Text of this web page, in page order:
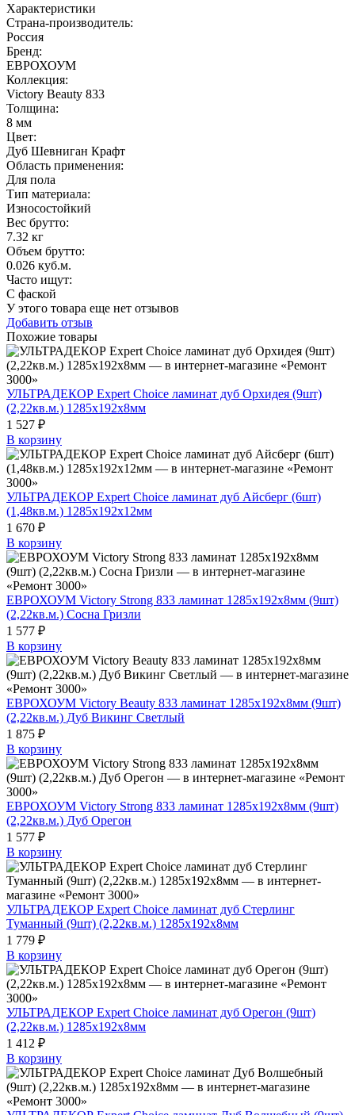
Характеристики
Страна-производитель:
Россия
Бренд:
ЕВРОХОУМ
Коллекция:
Victory Beauty 833
Толщина:
8 мм
Цвет:
Дуб Шевниган Крафт
Область применения:
Для пола
Тип материала:
Износостойкий
Вес брутто:
7.32 кг
Объем брутто:
0.026 куб.м.
Часто ищут:
С фаской
У этого товара еще нет отзывов
Добавить отзыв
Похожие товары
УЛЬТРАДЕКОР Expert Choice ламинат дуб Орхидея (9шт)
(2,22кв.м.) 1285х192х8мм
1 527 ₽
В корзину
УЛЬТРАДЕКОР Expert Choice ламинат дуб Айсберг (6шт)
(1,48кв.м.) 1285х192х12мм
1 670 ₽
В корзину
ЕВРОХОУМ Victory Strong 833 ламинат 1285х192х8мм (9шт)
(2,22кв.м.) Сосна Гризли
1 577 ₽
В корзину
ЕВРОХОУМ Victory Beauty 833 ламинат 1285х192х8мм (9шт)
(2,22кв.м.) Дуб Викинг Светлый
1 875 ₽
В корзину
ЕВРОХОУМ Victory Strong 833 ламинат 1285х192х8мм (9шт)
(2,22кв.м.) Дуб Орегон
1 577 ₽
В корзину
УЛЬТРАДЕКОР Expert Choice ламинат дуб Стерлинг
Туманный (9шт) (2,22кв.м.) 1285х192х8мм
1 779 ₽
В корзину
УЛЬТРАДЕКОР Expert Choice ламинат дуб Орегон (9шт)
(2,22кв.м.) 1285х192х8мм
1 412 ₽
В корзину